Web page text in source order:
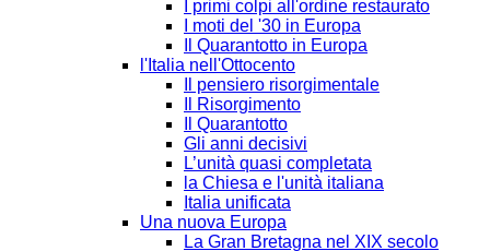
I primi colpi all'ordine restaurato
I moti del '30 in Europa
Il Quarantotto in Europa
l'Italia nell'Ottocento
Il pensiero risorgimentale
Il Risorgimento
Il Quarantotto
Gli anni decisivi
L’unità quasi completata
la Chiesa e l'unità italiana
Italia unificata
Una nuova Europa
La Gran Bretagna nel XIX secolo